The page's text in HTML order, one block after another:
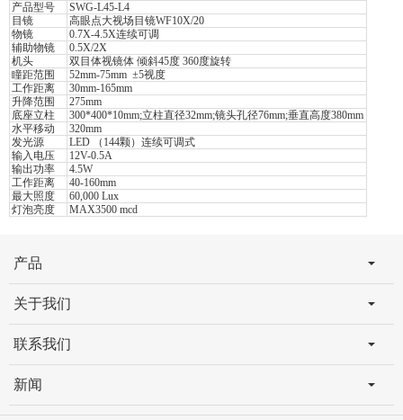
产品型号
SWG-L45-L4
目镜
高眼点大视场目镜WF10X/20
物镜
0.7X-4.5X连续可调
辅助物镜
0.5X/2X
机头
双目体视镜体 倾斜45度 360度旋转
瞳距范围
52mm-75mm ±5视度
工作距离
30mm-165mm
升降范围
275mm
底座立柱
300*400*10mm;立柱直径32mm;镜头孔径76mm;垂直高度380mm
水平移动
320mm
发光源
LED （144颗）连续可调式
输入电压
12V-0.5A
输出功率
4.5W
工作距离
40-160mm
最大照度
60,000 Lux
灯泡亮度
MAX3500 mcd
产品
关于我们
联系我们
新闻